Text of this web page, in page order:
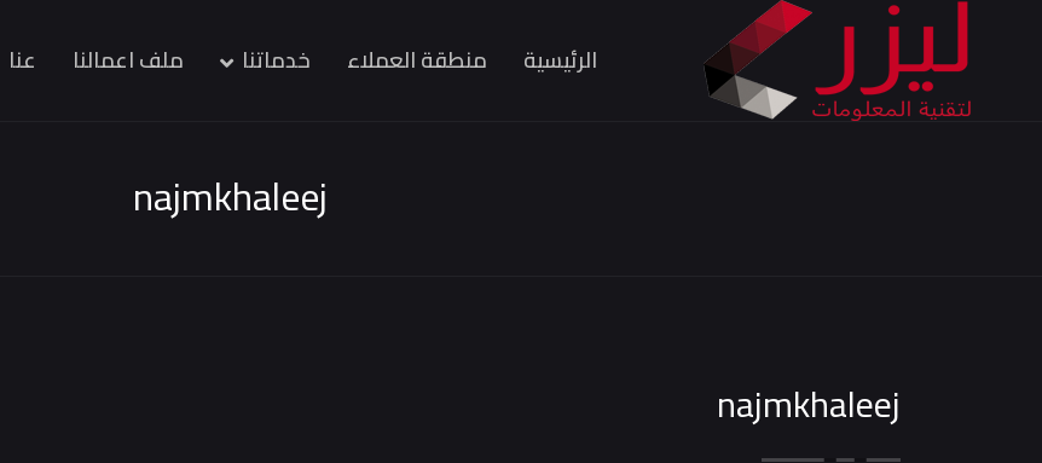
الرئيسية منطقة العملاء خدماتنا ملف اعمالنا عنا
najmkhaleej
najmkhaleej